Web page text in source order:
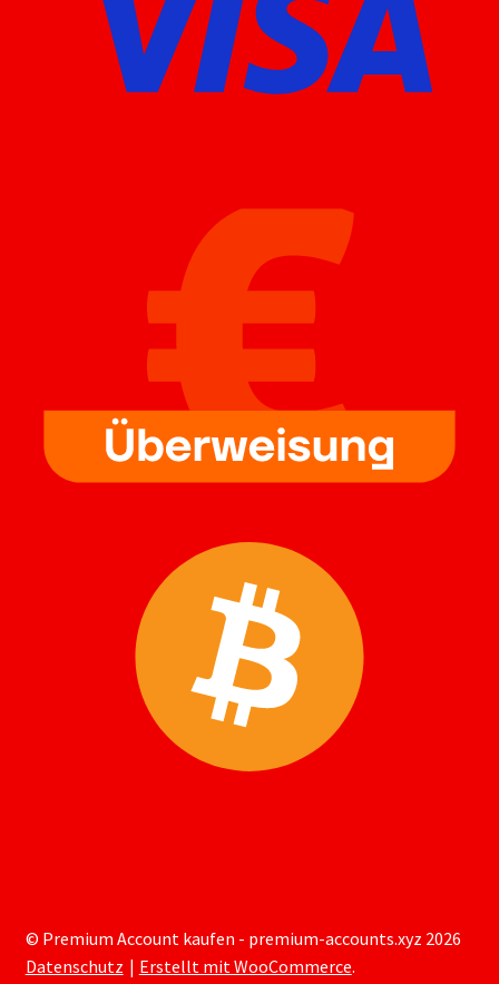
© Premium Account kaufen - premium-accounts.xyz 2026
Datenschutz
Erstellt mit WooCommerce.